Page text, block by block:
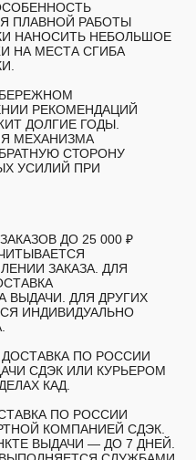
ПЛАВНОЙ РАБОТЫ
НАНОСИТЬ НЕБОЛЬШОЕ
НА МЕСТА СГИБА
РЕКОМЕНДАЦИЙ
ДОЛГИЕ ГОДЫ.
МЕХАНИЗМА
СТОРОНУ
УСИЛИЙ ПРИ
ДО 25 000 ₽
ЗАКАЗА. ДЛЯ
ВЫДАЧИ. ДЛЯ ДРУГИХ
ИНДИВИДУАЛЬНО
ДОСТАВКА ПО РОССИИ
СДЭК ИЛИ КУРЬЕРОМ
КАД.
ПО РОССИИ
КОМПАНИЕЙ СДЭК.
ВЫДАЧИ — ДО 7 ДНЕЙ.